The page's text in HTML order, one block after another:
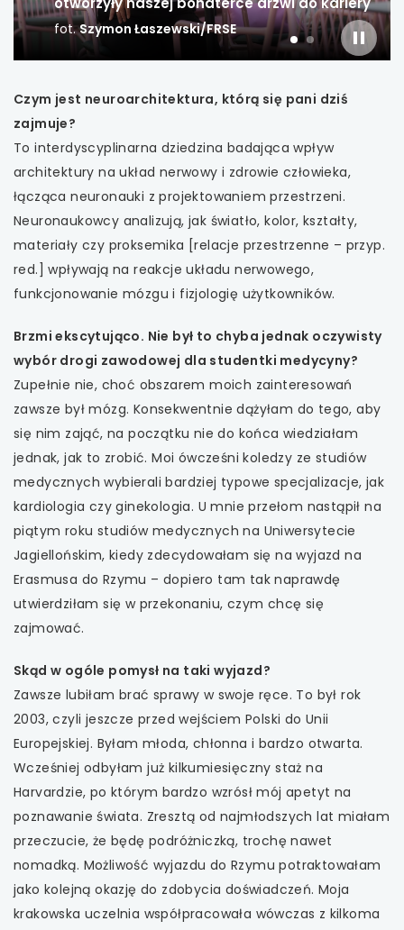
uwaga, link otwiera się w nowej karcie
uwaga, link otwiera się w nowej karcie
uwaga, link otwiera się w nowej karcie
uwaga, link otwiera się w nowej karcie
uwaga, link otwiera się w nowej karcie
uwaga, link otwiera się w nowej karcie
uwaga, link otwiera się w nowej karcie
uwaga, link otwiera się w nowej karcie
uwaga, link otwiera się w nowej karcie
uwaga, link otwiera się w nowej karcie
uwaga, link otwiera się w nowej karcie
fot.Szymon Łaszewski/FRSE
prozdrowotne
fot.Szymon Łaszewski/FRSE
slajd
numer1
slajd
numer2
slajder
Czym jest neuroarchitektura, którą się pani dziś
zajmuje?
To interdyscyplinarna dziedzina badająca wpływ
architektury na układ nerwowy i zdrowie człowieka,
łącząca neuronauki z projektowaniem przestrzeni.
Neuronaukowcy analizują, jak światło, kolor, kształty,
materiały czy proksemika [relacje przestrzenne – przyp.
red.] wpływają na reakcje układu nerwowego,
funkcjonowanie mózgu i fizjologię użytkowników.
Brzmi ekscytująco. Nie był to chyba jednak oczywisty
wybór drogi zawodowej dla studentki medycyny?
Zupełnie nie, choć obszarem moich zainteresowań
zawsze był mózg. Konsekwentnie dążyłam do tego, aby
się nim zająć, na początku nie do końca wiedziałam
jednak, jak to zrobić. Moi ówcześni koledzy ze studiów
medycznych wybierali bardziej typowe specjalizacje, jak
kardiologia czy ginekologia. U mnie przełom nastąpił na
piątym roku studiów medycznych na Uniwersytecie
Jagiellońskim, kiedy zdecydowałam się na wyjazd na
Erasmusa do Rzymu – dopiero tam tak naprawdę
utwierdziłam się w przekonaniu, czym chcę się
zajmować.
Skąd w ogóle pomysł na taki wyjazd?
Zawsze lubiłam brać sprawy w swoje ręce. To był rok
2003, czyli jeszcze przed wejściem Polski do Unii
Europejskiej. Byłam młoda, chłonna i bardzo otwarta.
Wcześniej odbyłam już kilkumiesięczny staż na
Harvardzie, po którym bardzo wzrósł mój apetyt na
poznawanie świata. Zresztą od najmłodszych lat miałam
przeczucie, że będę podróżniczką, trochę nawet
nomadką. Możliwość wyjazdu do Rzymu potraktowałam
jako kolejną okazję do zdobycia doświadczeń. Moja
krakowska uczelnia współpracowała wówczas z kilkoma